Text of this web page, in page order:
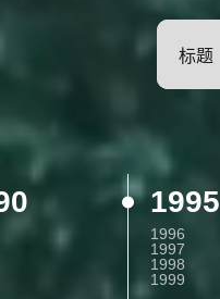
1995
1996
1997
1998
1999